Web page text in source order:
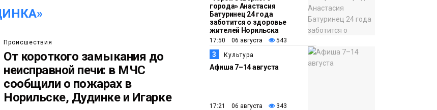
Происшествия
От короткого замыкания до
неисправной печи: в МЧС
сообщили о пожарах в
Норильске, Дудинке и Игарке
Новости
заасфальтировал 47
тысяч «квадратов»
грузовых площадок
13:10
В Норильске лыжную
базу «Оль-Гуль»
города» Анастасия
Батуринец 24 года
заботится о здоровье
жителей Норильска
17:50 06 августа 543
3 Культура
Афиша 7–14 августа
17:21 06 августа 343